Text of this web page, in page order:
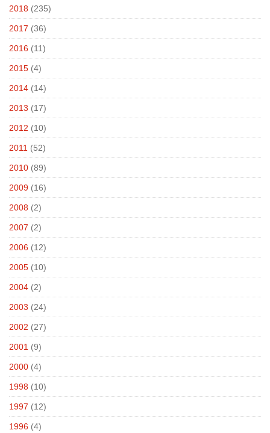
2018 (235)
2017 (36)
2016 (11)
2015 (4)
2014 (14)
2013 (17)
2012 (10)
2011 (52)
2010 (89)
2009 (16)
2008 (2)
2007 (2)
2006 (12)
2005 (10)
2004 (2)
2003 (24)
2002 (27)
2001 (9)
2000 (4)
1998 (10)
1997 (12)
1996 (4)